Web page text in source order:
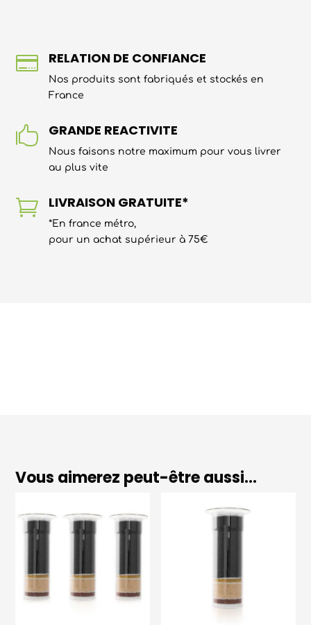
 RELATION DE CONFIANCE
Nos produits sont fabriqués et stockés en
France
 GRANDE REACTIVITE
Nous faisons notre maximum pour vous livrer
au plus vite
 LIVRAISON GRATUITE*
*En france métro,
pour un achat supérieur à 75€
Vous aimerez peut-être aussi…